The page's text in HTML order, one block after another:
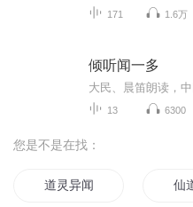
171 1.6万
倾听闻一多
大民、晨笛朗读，
13 6300
您是不是在找：
道灵异闻 仙